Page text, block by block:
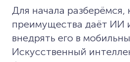
Для начала разберёмся,
преимущества даёт ИИ
внедрять его в
Искусственный